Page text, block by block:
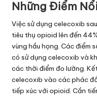
Những Điểm
Việc sử dụng celecoxib
tiêu thụ opioid lên đến
vùng hầu họng. Các điểm
có sử dụng celecoxib và
các thời điểm đo lường.
celecoxib vào các phác
tiếp xúc với opioid. Cần